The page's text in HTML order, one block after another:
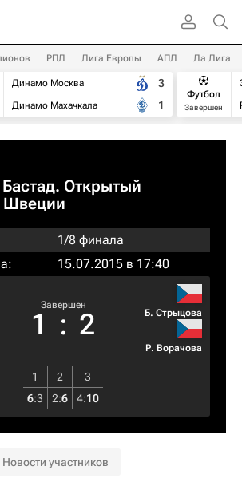
РПЛ Лига Европы АПЛ Ла Лига
Динамо Москва
Динамо Махачкала
3
1
Футбол
Завершен
Открытый
Швеции
1/8 финала
15.07.2015 в 17:40
Завершен
1 : 2 Б. Стрыцова
Р. Ворачова
1 2
3
6:3 2:6 4:10
Новости участников